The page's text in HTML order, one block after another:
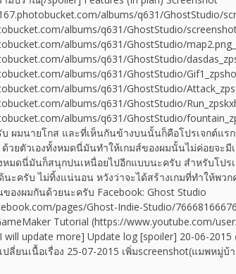
albums/q631/GhostStudio/
albums/q631/GhostStudio/
albums/q631/GhostStudio/
albums/q631/GhostStudio/
albums/q631/GhostStudio/
albums/q631/GhostStudio/
albums/q631/GhostStudio/
albums/q631/GhostStudio/
ผมนายโกส และที่เห็นกันข้างบนนั้นก็คือโปรเจกต์แร
ด้วยตัวเองทั้งหมดนี่มันทำให้เกมส์ของผมนั้นไม่ค่อยจะ
หมดนี่มันก็สนุกปนเหนื่อยไปอีกแบบนะครับ สำหรับโปร
ด้นะครับ ไม่ทิ้งแน่นอน หวังว่าจะได้สร้างเกมที่ทำให้พ
องผมกันด้วยนะครับ Facebook: Ghost Studio
pages/Ghost-Indie-Studio/
Tutorial (https://www.youtube.com/
update more] Update log [spoiler] 20-06-2015
ปลี่ยนเนื้อเรื่อง 25-07-2015 เพิ่มscreenshot(แมพหมู่บ้